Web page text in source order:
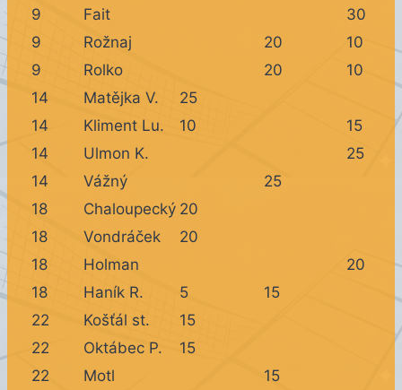
9
Fait
30
9
Rožnaj 20
10
9
Rolko 20
10
14
Matějka V.
25
14
Kliment Lu. 10
15
14
Ulmon K.
25
14
Vážný
25
18
Chaloupecký 20
18
Vondráček
20
18
Holman
20
18
Haník R. 5
15
22
Košťál st.
15
22
Oktábec P.
15
22
Motl
15